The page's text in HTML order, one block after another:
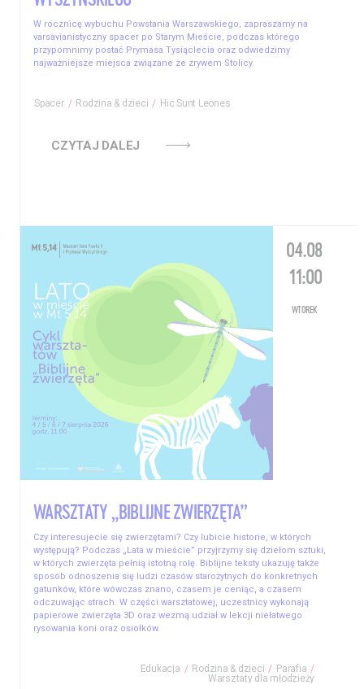
W rocznicę wybuchu Powstania Warszawskiego, zapraszamy na
varsavianistyczny spacer po Starym Mieście, podczas którego
przypomnimy postać Prymasa Tysiąclecia oraz odwiedzimy
najważniejsze miejsca związane ze zrywem Stolicy.
Spacer Rodzina & dzieci Hic Sunt Leones
CZYTAJ DALEJ
04.08
11:00
WTOREK
WARSZTATY „BIBLIJNE ZWIERZĘTA”
Czy interesujecie się zwierzętami? Czy lubicie historie, w których
występują? Podczas „Lata w mieście” przyjrzymy się dziełom sztuki,
w których zwierzęta pełnią istotną rolę. Biblijne teksty ukazuję także
sposób odnoszenia się ludzi czasów starożytnych do konkretnych
gatunków, które wówczas znano, czasem je ceniąc, a czasem
odczuwając strach. W części warsztatowej, uczestnicy wykonają
papierowe zwierzęta 3D oraz wezmą udział w lekcji niełatwego
rysowania koni oraz osiołków.
Edukacja Rodzina & dzieci
Parafia
Warsztaty dla młodzieży